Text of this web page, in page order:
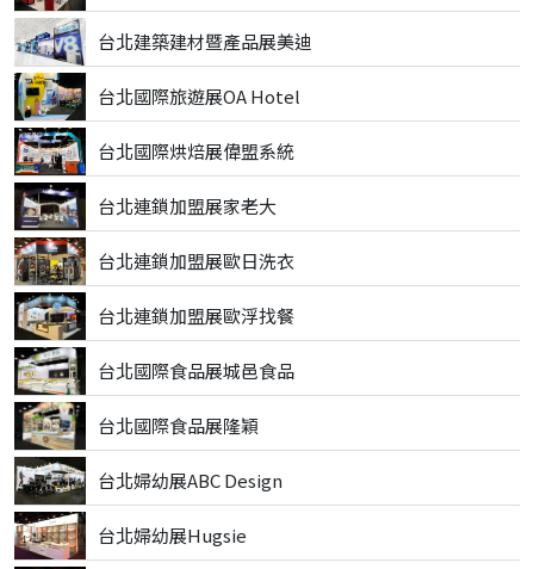
台北建築建材暨產品展美迪
台北國際旅遊展OA Hotel
台北國際烘焙展偉盟系統
台北連鎖加盟展家老大
台北連鎖加盟展歐日洗衣
台北連鎖加盟展歐浮找餐
台北國際食品展城邑食品
台北國際食品展隆穎
台北婦幼展ABC Design
台北婦幼展Hugsie